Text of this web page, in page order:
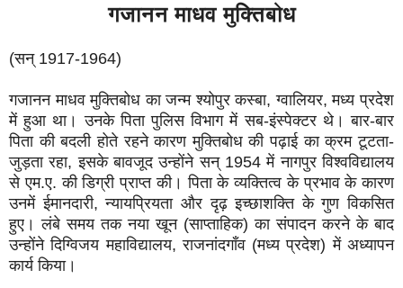
गजानन माधव मुक्तिबोध
(सन् 1917-1964)
गजानन माधव मुक्तिबोध का जन्म श्योपुर कस्बा, ग्वालियर, मध्य प्रदेश
में हुआ था। उनके पिता पुलिस विभाग में सब-इंस्पेक्टर थे। बार-बार
पिता की बदली होते रहने कारण मुक्तिबोध की पढ़ाई का क्रम टूटता-
जुड़ता रहा, इसके बावजूद उन्होंने सन् 1954 में नागपुर विश्वविद्यालय
से एम.ए. की डिग्री प्राप्त की। पिता के व्यक्तित्व के प्रभाव के कारण
उनमें ईमानदारी, न्यायप्रियता और दृढ़ इच्छाशक्ति के गुण विकसित
हुए। लंबे समय तक नया खून (साप्ताहिक) का संपादन करने के बाद
उन्होंने दिग्विजय महाविद्यालय, राजनांदगाँव (मध्य प्रदेश) में अध्यापन
कार्य किया।